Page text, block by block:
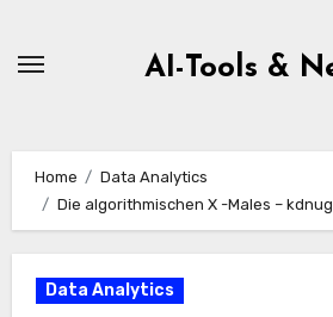
AI-Tools &
Home
Data Analytics
Die algorithmischen X -Males –
Data Analytics